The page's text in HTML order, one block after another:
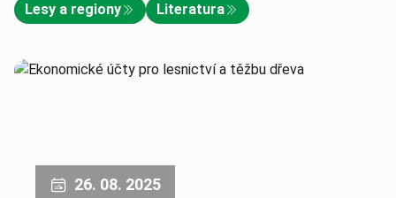
Lesy a regiony
Literatura
26. 08. 2025